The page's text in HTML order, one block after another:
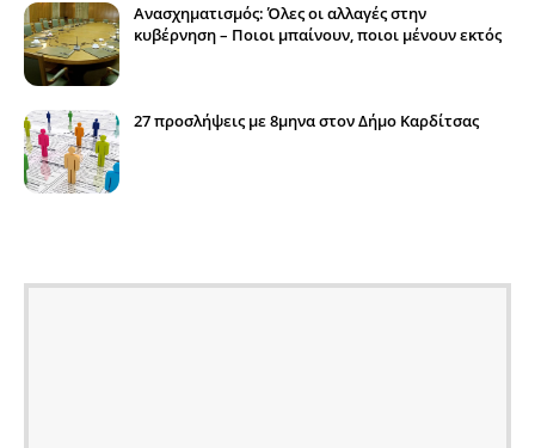
Ανασχηματισμός: Όλες οι αλλαγές στην
κυβέρνηση – Ποιοι μπαίνουν, ποιοι μένουν εκτός
27 προσλήψεις με 8μηνα στον Δήμο Καρδίτσας